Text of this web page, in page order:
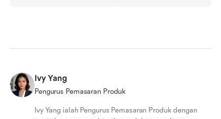
Ivy Yang
Pengurus Pemasaran Produk
Ivy Yang ialah Pengurus Pemasaran Produk dengan